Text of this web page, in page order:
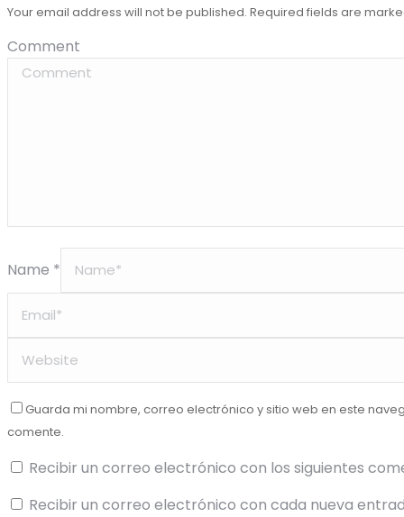
Your email address will not be published. Required fields are
Comment
Name *
Guarda mi nombre, correo electrónico y sitio web en este
comente.
Recibir un correo electrónico con los siguientes
Recibir un correo electrónico con cada nueva